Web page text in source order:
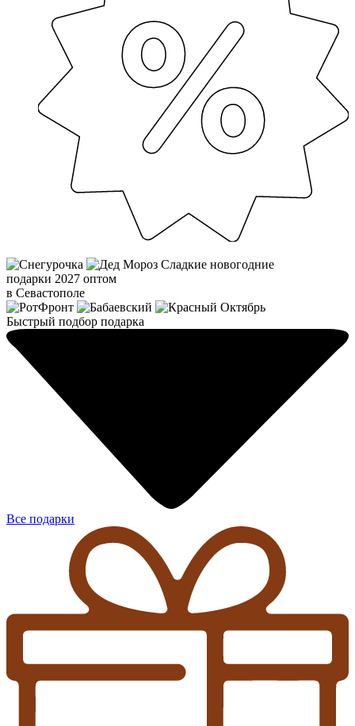
Сладкие новогодние
подарки 2027 оптом
в Севастополе
Быстрый подбор подарка
Все подарки